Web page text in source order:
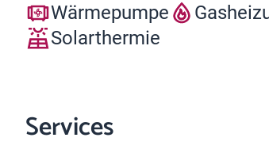
Wärmepumpe
Solarthermie
Services